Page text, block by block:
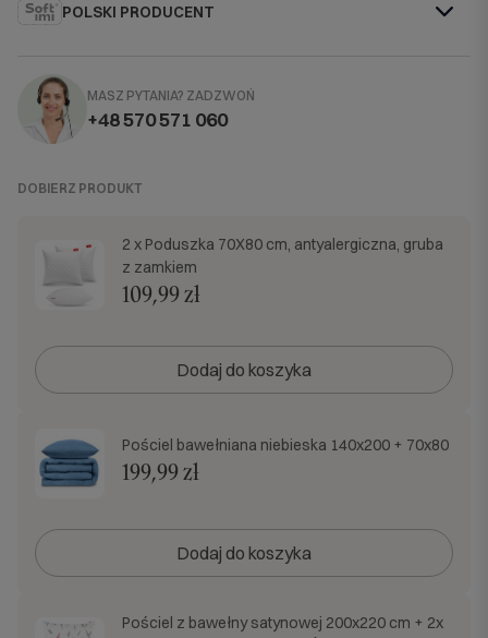
POLSKI PRODUCENT
MASZ PYTANIA? ZADZWOŃ
+48 570 571 060
DOBIERZ PRODUKT
2 x Poduszka 70X80 cm, antyalergiczna, gruba
z zamkiem
109,99 zł
Dodaj do koszyka
Pościel bawełniana niebieska 140x200 + 70x80
199,99 zł
Dodaj do koszyka
Pościel z bawełny satynowej 200x220 cm + 2x